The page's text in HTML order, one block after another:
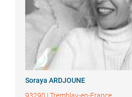
Soraya ARDJOUNE